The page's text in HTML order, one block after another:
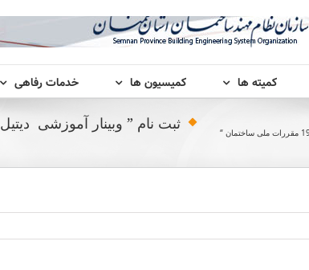
کمیته ها کمیسیون ها خدمات رفاهی